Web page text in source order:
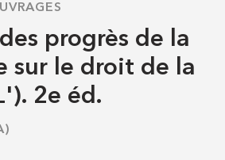
progrès de la
sur le droit de la
2e éd.